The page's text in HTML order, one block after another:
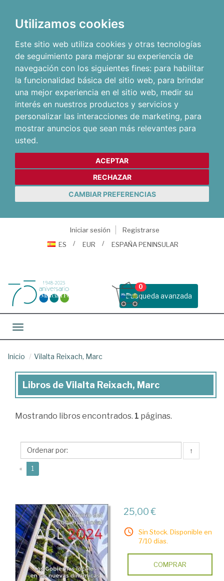
Utilizamos cookies
Este sitio web utiliza cookies y otras tecnologías
de seguimiento para mejorar su experiencia de
navegación con los siguientes fines: para habilitar
la funcionalidad básica del sitio web, para brindar
una mejor experiencia en el sitio web, medir su
interés en nuestros productos y servicios y
personalizar las interacciones de marketing, para
mostrar anuncios que sean más relevantes para
usted.
ACEPTAR
RECHAZAR
CAMBIAR PREFERENCIAS
Iniciar sesión
Registrarse
ES
EUR ESPAÑA PENINSULAR
Busqueda avanzada
0
Toggle navigation
Inicio Vilalta Reixach, Marc
Libros
Vilalta
Marc
Libros de Vilalta Reixach, Marc
Mostrando libros encontrados. 1 páginas.
↑
« 1
25,00 €
Sin Stock. Disponible en
7/10 días.
COMPRAR